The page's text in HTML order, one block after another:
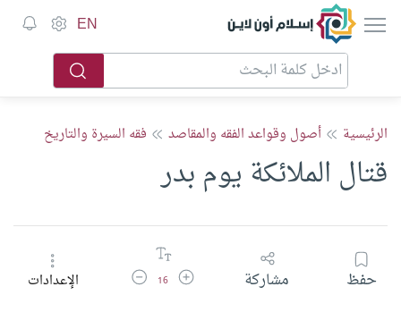
إسلام أون لاين EN
الرئيسية أصول وقواعد الفقه والمقاصد فقه السيرة والتاريخ
قتال الملائكة يوم بدر
حفظ مشاركة زيادة حجم الخط
16 تقليل حجم الخطالإعدادات